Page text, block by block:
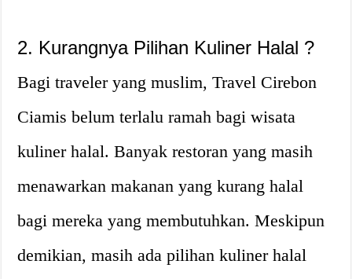
2. Kurangnya Pilihan Kuliner Halal ?
Bagi traveler yang muslim, Travel Cirebon
Ciamis belum terlalu ramah bagi wisata
kuliner halal. Banyak restoran yang masih
menawarkan makanan yang kurang halal
bagi mereka yang membutuhkan. Meskipun
demikian, masih ada pilihan kuliner halal